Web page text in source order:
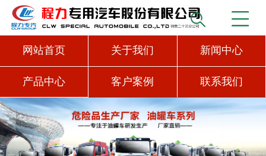
网站首页 关于我们 新闻中心
产品中心 客户案例 联系我们